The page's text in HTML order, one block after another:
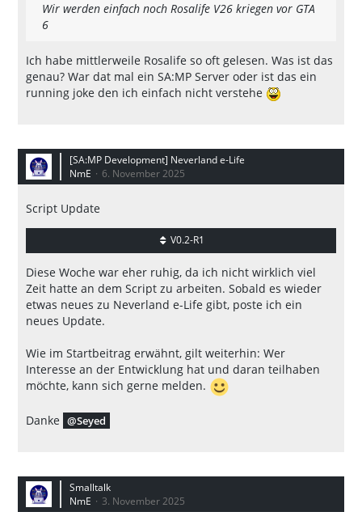
Wir werden einfach noch Rosalife V26 kriegen vor GTA
6
Ich habe mittlerweile Rosalife so oft gelesen. Was ist das
genau? War dat mal ein SA:MP Server oder ist das ein
running joke den ich einfach nicht verstehe
[SA:MP Development] Neverland e-Life
NmE
6. November 2025
Script Update
V0.2-R1
Diese Woche war eher ruhig, da ich nicht wirklich viel
Zeit hatte an dem Script zu arbeiten. Sobald es wieder
etwas neues zu Neverland e-Life gibt, poste ich ein
neues Update.
Wie im Startbeitrag erwähnt, gilt weiterhin: Wer
Interesse an der Entwicklung hat und daran teilhaben
möchte, kann sich gerne melden.
Danke Seyed
Smalltalk
NmE
3. November 2025